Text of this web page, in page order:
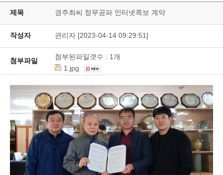
제목 경주최씨 정무공파 인터넷족보 계약
작성자 관리자 [2023-04-14 09:29:51]
첨부파일 첨부된파일갯수 : 1 개
1.jpg